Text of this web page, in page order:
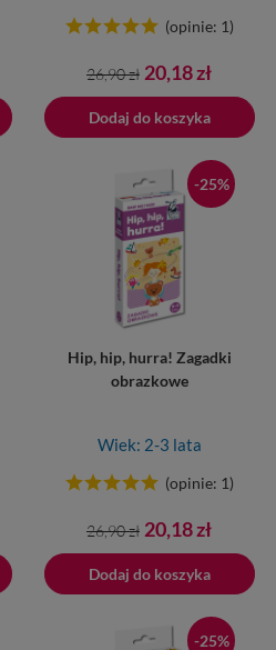
(opinie: 1)
Cena
podstawowa
26,90 zł Cena
20,18 zł
Dodaj do koszyka
-25%
Hip, hip, hurra! Zagadki
obrazkowe
Wiek: 2-3 lata
(opinie: 1)
Cena
podstawowa
26,90 zł Cena
20,18 zł
Dodaj do koszyka
-25%